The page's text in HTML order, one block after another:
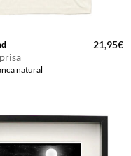
natural
21,95€